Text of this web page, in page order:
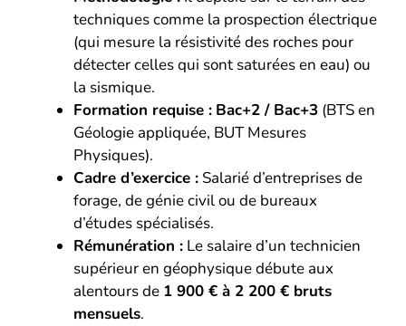
techniques comme la prospection électrique
(qui mesure la résistivité des roches pour
détecter celles qui sont saturées en eau) ou
la sismique.
Formation requise : Bac+2 / Bac+3 (BTS en
Géologie appliquée, BUT Mesures
Physiques).
Cadre d’exercice : Salarié d’entreprises de
forage, de génie civil ou de bureaux
d’études spécialisés.
Rémunération : Le salaire d’un technicien
supérieur en géophysique débute aux
alentours de 1 900 € à 2 200 € bruts
mensuels.